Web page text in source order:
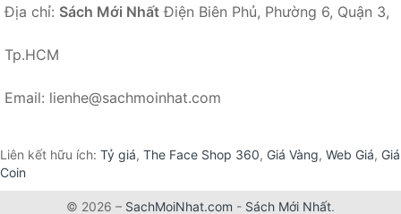
Địa chỉ: Sách Mới Nhất Điện Biên Phủ, Phường 6, Quận 3,
Tp.HCM
Email: lienhe@sachmoinhat.com
Liên kết hữu ích: Tỷ giá, The Face Shop 360, Giá Vàng, Web Giá, Giá
Coin
© 2026 – SachMoiNhat.com - Sách Mới Nhất.